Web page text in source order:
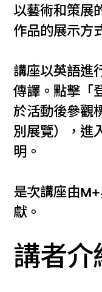
以藝術和策展
作品的展示方
講座以英語進
傳譯。點擊「
於活動後參觀
別展覽），進
明。
是次講座由
獻。
講者介